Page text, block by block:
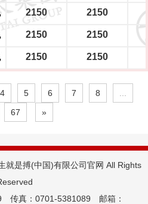
2150 2150
2150 2150
2150 2150
4 5 6 7 8
67 »
搏(中国)有限公司官网 All Rights
传真：0701-5381089 邮箱：